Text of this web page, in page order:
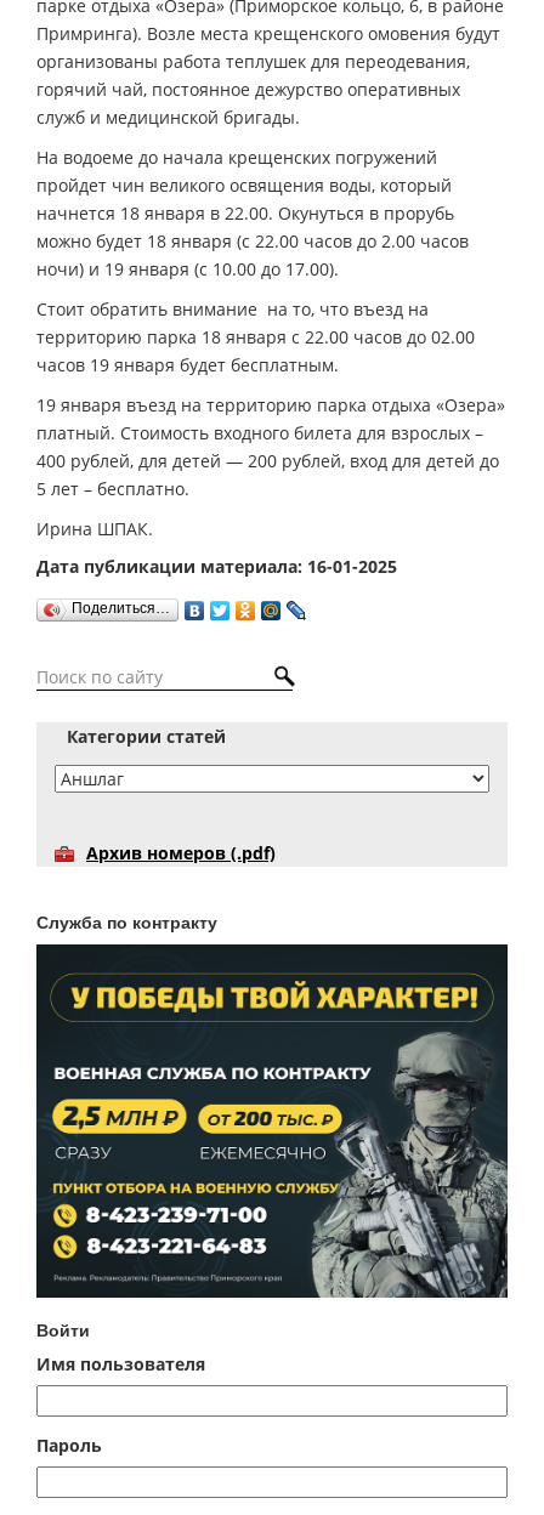
парке отдыха «Озера» (Приморское кольцо, 6, в районе
Примринга). Возле места крещенского омовения будут
организованы работа теплушек для переодевания,
горячий чай, постоянное дежурство оперативных
служб и медицинской бригады.
На водоеме до начала крещенских погружений
пройдет чин великого освящения воды, который
начнется 18 января в 22.00. Окунуться в прорубь
можно будет 18 января (с 22.00 часов до 2.00 часов
ночи) и 19 января (с 10.00 до 17.00).
Стоит обратить внимание на то, что въезд на
территорию парка 18 января с 22.00 часов до 02.00
часов 19 января будет бесплатным.
19 января въезд на территорию парка отдыха «Озера»
платный. Стоимость входного билета для взрослых –
400 рублей, для детей — 200 рублей, вход для детей до
5 лет – бесплатно.
Ирина ШПАК.
Дата публикации материала: 16-01-2025
Поделиться…
Категории статей
Архив номеров (.pdf)
Служба по контракту
Войти
Имя пользователя
Пароль